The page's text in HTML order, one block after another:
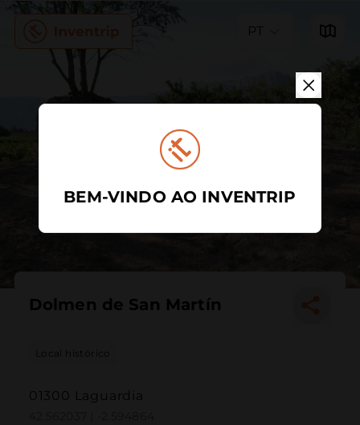
PT
Dolmen de San Martín
Local histórico
01300 Laguardia
BEM-VINDO AO INVENTRIP